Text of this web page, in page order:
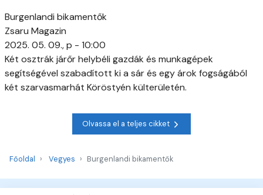
Burgenlandi bikamentők
Zsaru Magazin
2025. 05. 09., p - 10:00
Két osztrák járőr helybéli gazdák és munkagépek
segítségével szabadított ki a sár és egy árok fogságából
két szarvasmarhát Köröstyén külterületén.
Olvassa el a teljes cikket
Főoldal Vegyes Burgenlandi bikamentők